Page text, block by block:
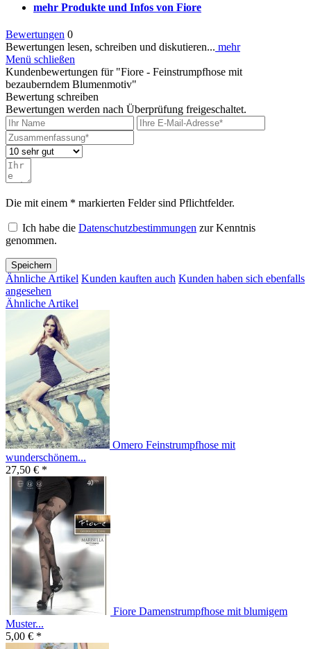
mehr Produkte und Infos von Fiore
Bewertungen 0
Bewertungen lesen, schreiben und diskutieren... mehr
Menü schließen
Kundenbewertungen für "Fiore - Feinstrumpfhose mit
bezauberndem Blumenmotiv"
Bewertung schreiben
Bewertungen werden nach Überprüfung freigeschaltet.
Die mit einem * markierten Felder sind Pflichtfelder.
Ich habe die Datenschutzbestimmungen zur Kenntnis
genommen.
Speichern
Ähnliche Artikel Kunden kauften auch Kunden haben sich ebenfalls
angesehen
Ähnliche Artikel
Omero Feinstrumpfhose mit
wunderschönem...
27,50 € *
Fiore Damenstrumpfhose mit blumigem
Muster...
5,00 € *